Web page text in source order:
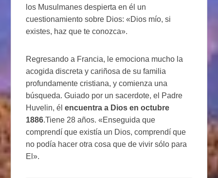
los Musulmanes despierta en él un
cuestionamiento sobre Dios: «Dios mío, si
existes, haz que te conozca».
Regresando a Francia, le emociona mucho la
acogida discreta y cariñosa de su familia
profundamente cristiana, y comienza una
búsqueda. Guiado por un sacerdote, el Padre
Huvelin, élencuentra a Dios en octubre
1886.Tiene 28 años. «Enseguida que
comprendí que existía un Dios, comprendí que
no podía hacer otra cosa que de vivir sólo para
El».